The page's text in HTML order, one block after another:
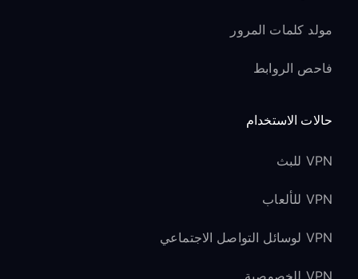
مولد كلمات المرور
فاحص الروابط
حالات الاستخدام
VPN للبث
VPN للألعاب
VPN لوسائل التواصل الاجتماعي
VPN للخصوصية